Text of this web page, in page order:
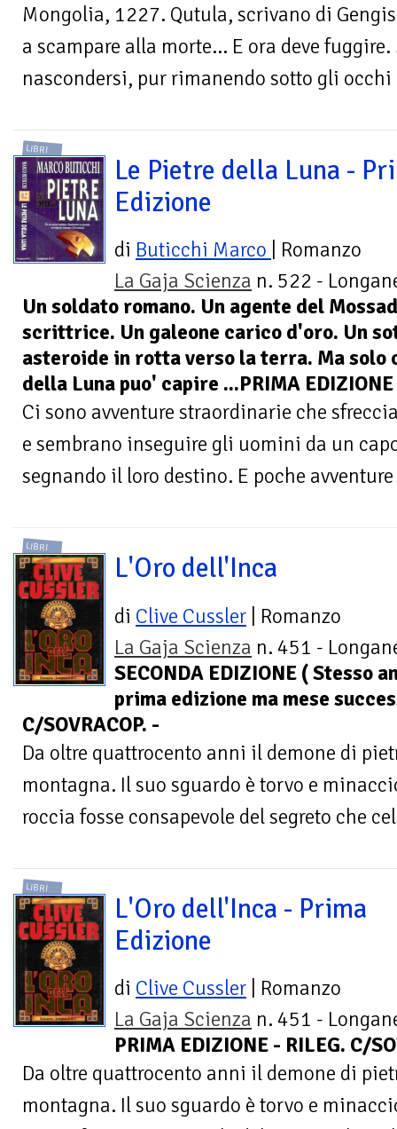
Mongolia, 1227. Qutula, scrivano di
a scampare alla morte... E ora deve
nascondersi, pur rimanendo sotto gli
LIBRI
Le Pietre della Luna -
Edizione
di Buticchi Marco
| Romanzo
La Gaja Scienza n. 522 -
Un soldato romano. Un agente del
scrittrice. Un galeone carico d'oro. Un
asteroide in rotta verso la terra. Ma solo
della Luna puo' capire ...PRIMA
Ci sono avventure straordinarie che
e sembrano inseguire gli uomini da un
segnando il loro destino. E poche
LIBRI
L'Oro dell'Inca
di Clive Cussler | Romanzo
La Gaja Scienza n. 451 -
SECONDA EDIZIONE ( Stesso
prima edizione ma mese
C/SOVRACOP. -
Da oltre quattrocento anni il demone di
montagna. Il suo sguardo è torvo e
roccia fosse consapevole del segreto che
LIBRI
L'Oro dell'Inca - Prima
Edizione
di Clive Cussler | Romanzo
La Gaja Scienza n. 451 -
PRIMA EDIZIONE - RILEG. C/
Da oltre quattrocento anni il demone di
montagna. Il suo sguardo è torvo e